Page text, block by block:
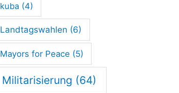
kuba (4)
Landtagswahlen (6)
Mayors for Peace (5)
Militarisierung (64)